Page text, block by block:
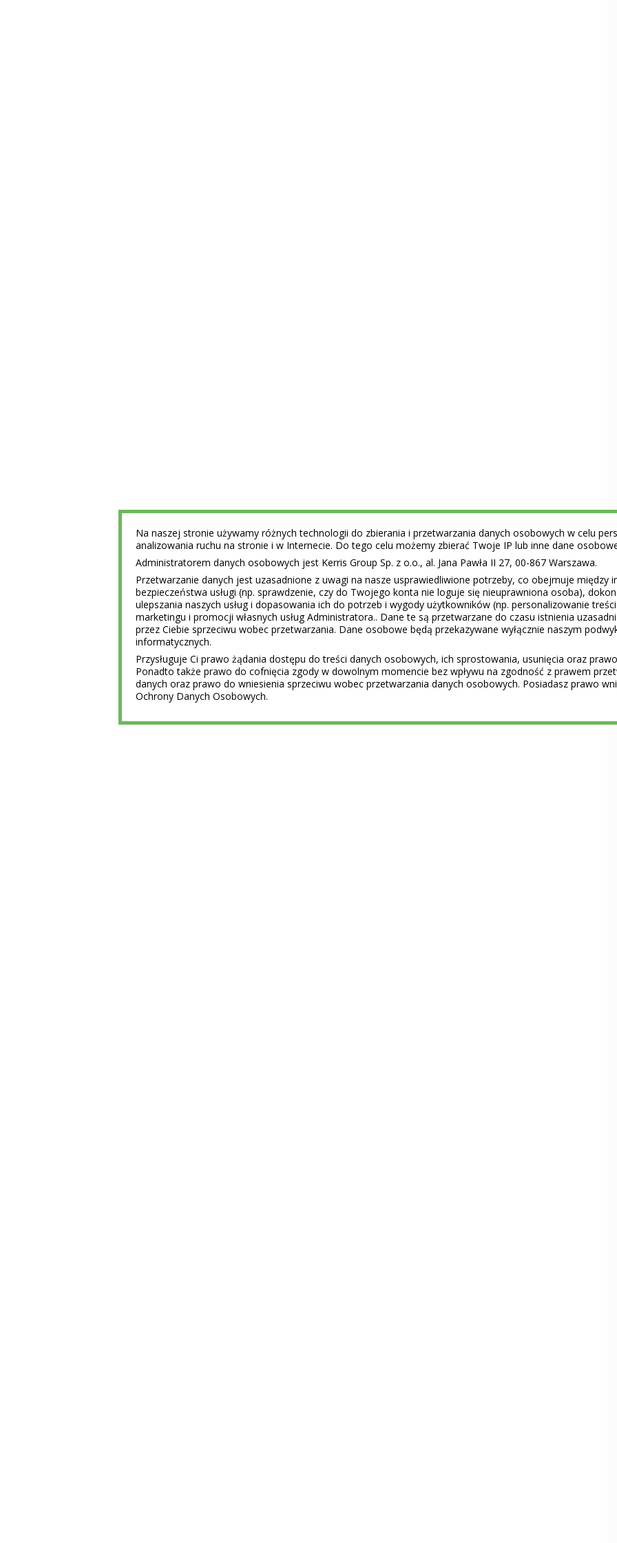
Na naszej stronie używamy różnych technologii do zbierania i przetwarzania danych osobowych w celu
analizowania ruchu na stronie i w Internecie. Do tego celu możemy zbierać Twoje IP lub inne dane
Administratorem danych osobowych jest Kerris Group Sp. z o.o., al. Jana Pawła II 27, 00-867 Warszawa.
Przetwarzanie danych jest uzasadnione z uwagi na nasze usprawiedliwione potrzeby, co obejmuje między
bezpieczeństwa usługi (np. sprawdzenie, czy do Twojego konta nie loguje się nieuprawniona osoba),
ulepszania naszych usług i dopasowania ich do potrzeb i wygody użytkowników (np. personalizowanie
marketingu i promocji własnych usług Administratora.. Dane te są przetwarzane do czasu istnienia
przez Ciebie sprzeciwu wobec przetwarzania. Dane osobowe będą przekazywane wyłącznie naszym
informatycznych.
Przysługuje Ci prawo żądania dostępu do treści danych osobowych, ich sprostowania, usunięcia oraz
Ponadto także prawo do cofnięcia zgody w dowolnym momencie bez wpływu na zgodność z prawem
danych oraz prawo do wniesienia sprzeciwu wobec przetwarzania danych osobowych. Posiadasz prawo
Ochrony Danych Osobowych.